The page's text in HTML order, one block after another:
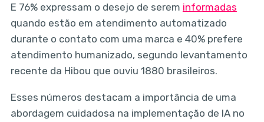
E 76% expressam o desejo de serem informadas
quando estão em atendimento automatizado
durante o contato com uma marca e 40% prefere
atendimento humanizado, segundo levantamento
recente da Hibou que ouviu 1880 brasileiros.
Esses números destacam a importância de uma
abordagem cuidadosa na implementação de IA no